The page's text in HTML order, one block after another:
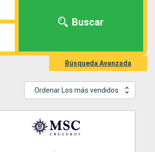
Buscar
Búsqueda Avanzada
Ordenar Los más vendidos